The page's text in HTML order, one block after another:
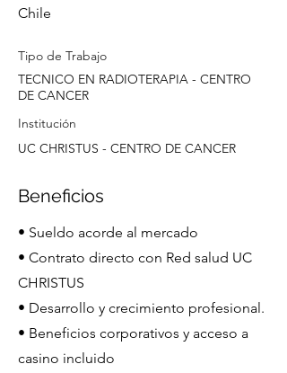
Chile
Tipo de Trabajo
TECNICO EN RADIOTERAPIA - CENTRO
DE CANCER
Institución
UC CHRISTUS - CENTRO DE CANCER
Beneficios
• Sueldo acorde al mercado
• Contrato directo con Red salud UC
CHRISTUS
• Desarrollo y crecimiento profesional.
• Beneficios corporativos y acceso a
casino incluido